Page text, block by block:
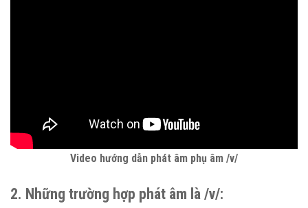
Video hướng dẫn phát âm phụ âm /v/
2. Những trường hợp phát âm là /v/: